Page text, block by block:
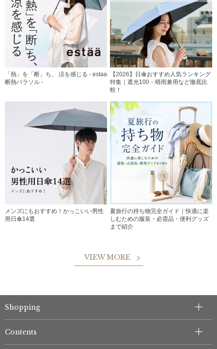
「熱」を「断」ち、 涼を感じる - estaa
断熱パラソル -
【2026】日傘おすすめ人気ランキング
特集｜遮光100・晴雨兼用など徹底比
較！
メンズにもおすすめ！かっこいい男性
用日傘14選
夏旅行の持ち物完全ガイド｜快適に楽
しむための服装・必需品・便利グッズ
まで紹介
VIEW MORE
Shopping
Contents